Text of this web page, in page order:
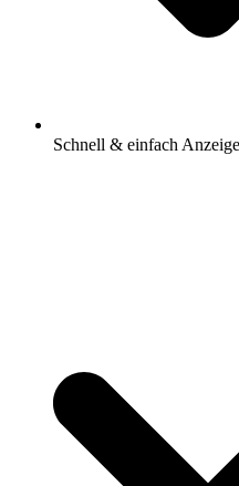
Schnell & einfach